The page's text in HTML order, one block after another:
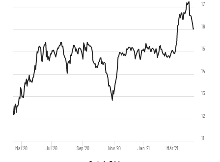
Mai '20 Jul '20 Sep '20 Nov '20 Jan '21 Mär '21
11
12
13
14
15
16
17